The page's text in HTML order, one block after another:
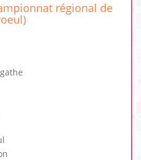
régional de